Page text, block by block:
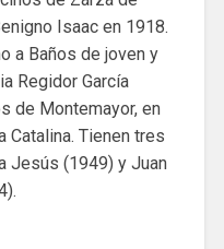
Isaac en 1918.
a Baños de joven y
Regidor García
de Montemayor, en
Catalina. Tienen tres
Jesús (1949) y Juan